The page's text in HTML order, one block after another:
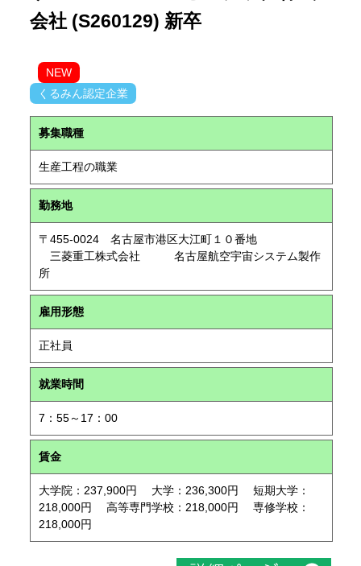
会社 (S260129) 新卒
NEW
くるみん認定企業
募集職種
生産工程の職業
勤務地
〒455-0024 名古屋市港区大江町１０番地
三菱重工株式会社 名古屋航空宇宙システム製作
所
雇用形態
正社員
就業時間
7：55～17：00
賃金
大学院：237,900円 大学：236,300円 短期大学：
218,000円 高等専門学校：218,000円 専修学校：
218,000円